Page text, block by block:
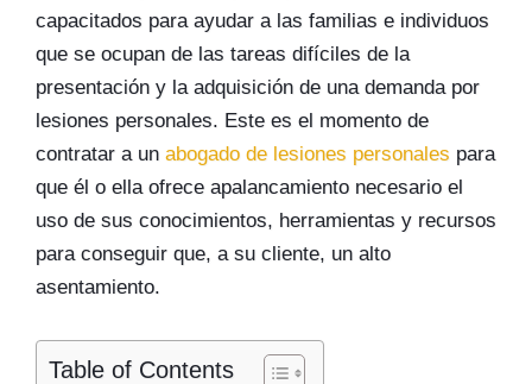
capacitados para ayudar a las familias e individuos
que se ocupan de las tareas difíciles de la
presentación y la adquisición de una demanda por
lesiones personales. Este es el momento de
contratar a un abogado de lesiones personales para
que él o ella ofrece apalancamiento necesario el
uso de sus conocimientos, herramientas y recursos
para conseguir que, a su cliente, un alto
asentamiento.
Table of Contents